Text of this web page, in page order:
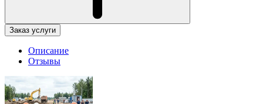
Заказ услуги
Описание
Отзывы